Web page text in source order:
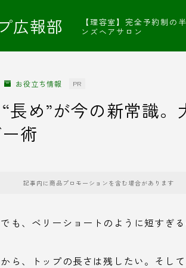
広報部
【理容室】完全予約制の
ンズヘアサロン
お役立ち情報 PR
“長め”が今の新常識
術
記事内に商品プロモーションを含む場合があります
も、ベリーショートのように短すぎる
ら、トップの長さは残したい。そし